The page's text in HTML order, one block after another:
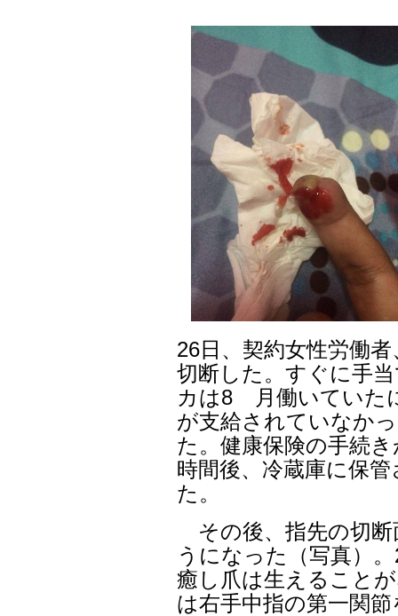
26日、契約女性労働
切断した。すぐに手
カは8ゕ月働いていた
が支給されていなか
た。健康保険の手続
時間後、冷蔵庫に保
た。
その後、指先の切断
うになった（写真）
癒し爪は生えること
は右手中指の第一関